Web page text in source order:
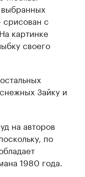
срисован с
картинке
своего
Зайку и
на авторов
по
1980 года.